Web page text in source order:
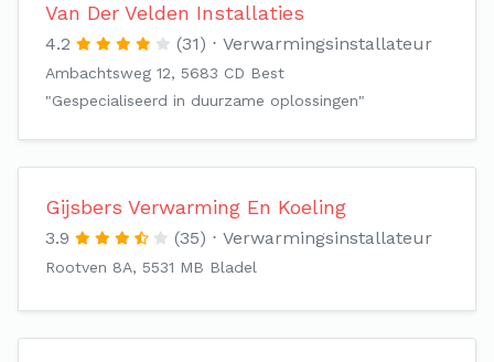
Van Der Velden Installaties
4.2 (31) Verwarmingsinstallateur
Ambachtsweg 12, 5683 CD Best
"Gespecialiseerd in duurzame oplossingen"
Gijsbers Verwarming En Koeling
3.9 (35) Verwarmingsinstallateur
Rootven 8A, 5531 MB Bladel